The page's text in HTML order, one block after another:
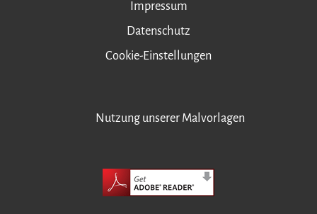
Impressum
Datenschutz
Cookie-Einstellungen
Nutzung unserer Malvorlagen